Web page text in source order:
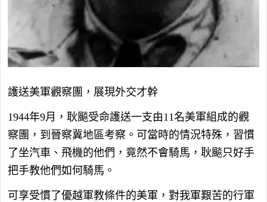
護送美軍觀察團，展現外交才幹
1944年9月，耿飈受命護送一支由11名美軍組成的觀
察團，到晉察冀地區考察。可當時的情況特殊，習慣
了坐汽車、飛機的他們，竟然不會騎馬，耿飈只好手
把手教他們如何騎馬。
可享受慣了優越軍教條件的美軍，對我軍艱苦的行軍